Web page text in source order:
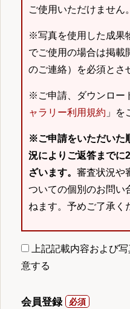
ご使用いただけません。
※写真を使用した成果
でご使用の場合は掲載
のご連絡）を必須とさ
※ご申請、ダウンロー
ャラリー利用規約 」を
※ご申請をいただいた
況によりご返答までに
ざいます。 審査状況や
ついての個別のお問い
ねます。予めご了承く
上記記載内容および
意する
会員登録